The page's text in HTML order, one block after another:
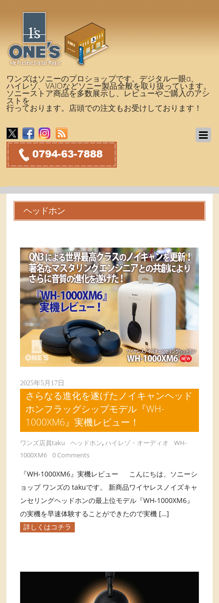
ワンズはソニーのプロショップです。デジタル一眼α、
ハイレゾ、VAIOなどソニー製品全般を取り扱っています。
ソニーストア商品を多数展示し、レビューやご購入のアシ
ストを
行っております。店頭での注文もお受けしております！
ヘッドホン
2025年5月17日
さらなる進化を遂げたノイキャンヘッド
ホンフラッグシップモデル『WH-
1000XM6』実機レビュー！
ワンズ店員taku ヘッドホン,ハイレゾ・オーディオ
WH-
1000XM6
0 Comments
『WH-1000XM6』実機レビュー こんにちは、ソニーシ
ョップ ワンズの takuです。 新商品ワイヤレスノイズキャ
ンセリングヘッドホンの最上位モデル『WH-1000XM6』
の実機を早速体験することができたので実機 […]
詳しくはコチラ